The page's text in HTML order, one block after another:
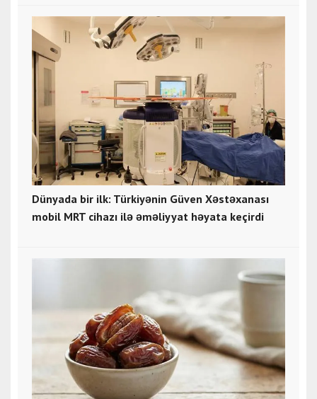
Dünyada bir ilk: Türkiyənin Güven Xəstəxanası
mobil MRT cihazı ilə əməliyyat həyata keçirdi